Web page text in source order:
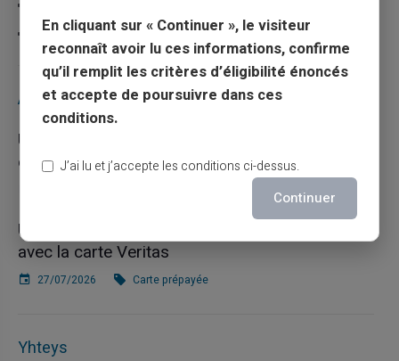
Escroquerie
Articles récents
Une carte bancaire gratuite sans compte, ça
existe ?
Utilisation responsable du paiement mobile
avec la carte Veritas
27/07/2026 Carte prépayée
Yhteys
En cliquant sur « Continuer », le visiteur
reconnaît avoir lu ces informations, confirme
qu’il remplit les critères d’éligibilité énoncés
et accepte de poursuivre dans ces
conditions.
J’ai lu et j’accepte les conditions ci-dessus.
Continuer